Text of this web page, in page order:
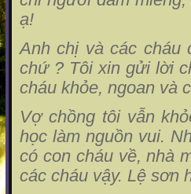
ạ!
Anh chị và các cháu
chứ ? Tôi xin gửi lời
cháu khỏe, ngoan và
Vợ chồng tôi vẫn
học làm nguồn vui.
có con cháu về, nhà
các cháu vậy. Lệ sơn